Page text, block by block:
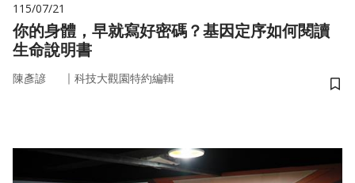
115/07/21
你的身體，早就寫好密碼？基因定序如何閱讀
生命說明書
陳彥諺 ｜ 科技大觀園特約編輯
儲